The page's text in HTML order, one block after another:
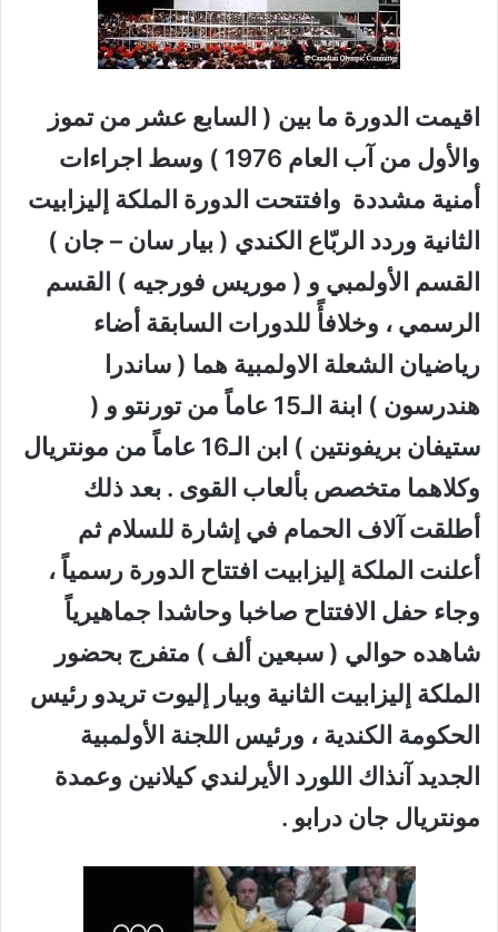
اقيمت الدورة ما بين ( السابع عشر من تموز
والأول من آب العام 1976 ) وسط اجراءات
أمنية مشددة وافتتحت الدورة الملكة إليزابيت
الثانية وردد الربّاع الكندي ( بيار سان – جان )
القسم الأولمبي و ( موريس فورجيه ) القسم
الرسمي ، وخلافأً للدورات السابقة أضاء
رياضيان الشعلة الاولمبية هما ( ساندرا
هندرسون ) ابنة الـ15 عاماً من تورنتو و (
ستيفان بريفونتين ) ابن الـ16 عاماً من مونتريال
وكلاهما متخصص بألعاب القوى . بعد ذلك
أطلقت آلاف الحمام في إشارة للسلام ثم
أعلنت الملكة إليزابيت افتتاح الدورة رسمياً ،
وجاء حفل الافتتاح صاخبا وحاشدا جماهيرياً
شاهده حوالي ( سبعين ألف ) متفرج بحضور
الملكة إليزابيت الثانية وبيار إليوت تريدو رئيس
الحكومة الكندية ، ورئيس اللجنة الأولمبية
الجديد آنذاك اللورد الأيرلندي كيلانين وعمدة
مونتريال جان درابو .